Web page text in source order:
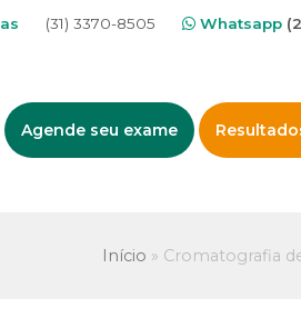
(31) 3370-8505 Whatsapp
Agende seu exame
Início » Cromatografia